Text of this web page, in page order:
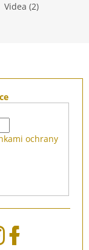
Videa (2)
ochrany